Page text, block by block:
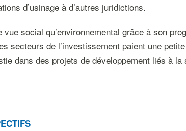
d’usinage à d’autres juridictions.
social qu’environnemental grâce à son
secteurs de l’investissement paient une
dans des projets de développement liés à